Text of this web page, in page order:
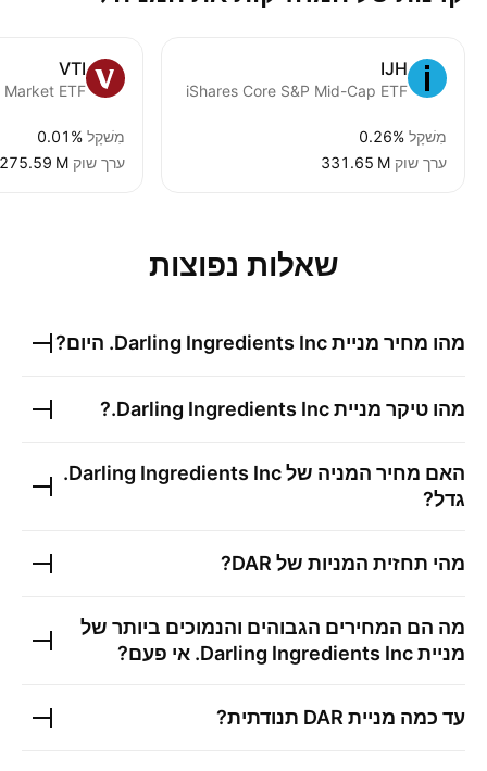
IJH
iShares Core S&P Mid-Cap ETF
מִשׁקָל 0.26%
ערך שוק ‪331.65 M‬
VTI
מִשׁקָל 0.01%
ערך שוק ‪275.59 M‬
שאלות נפוצות
מהו מחיר מנייתDarling Ingredients Inc. היום?
מהו טיקר מנייתDarling Ingredients Inc.
?
האם מחיר המניה שלDarling Ingredients Inc.
גדל?
מהי תחזית המניות של DAR
?
מה הם המחירים הגבוהים והנמוכים ביותר של
מנייתDarling Ingredients Inc. אי פעם?
עד כמה מניית DAR תנודתית?